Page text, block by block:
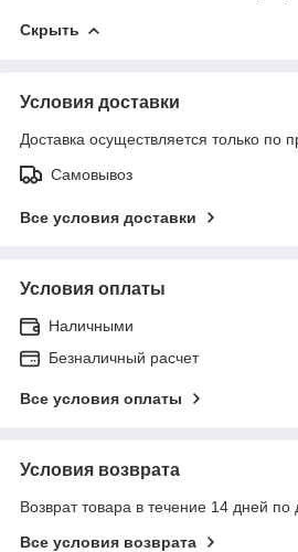
Скрыть
Условия доставки
Доставка осуществляется только по
Самовывоз
Все условия доставки
Условия оплаты
Наличными
Безналичный расчет
Все условия оплаты
Условия возврата
Возврат товара в течение 14 дней по
Все условия возврата